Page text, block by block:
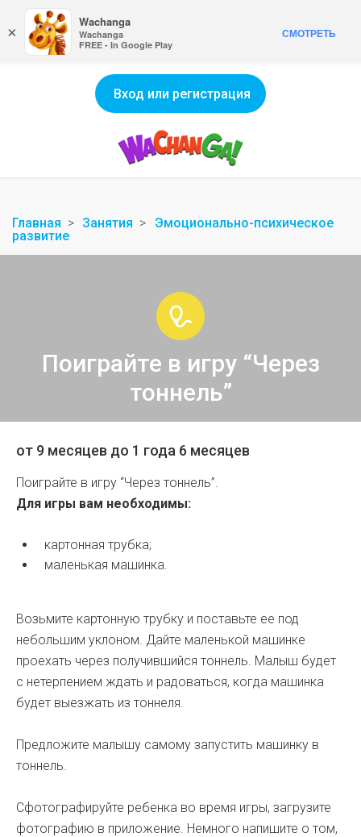
Вход или регистрация
Главная Занятия
Эмоционально-психическое
развитие
Поиграйте в игру “Через
тоннель”
от 9 месяцев до 1 года 6 месяцев
Поиграйте в игру “Через тоннель”.
Для игры вам необходимы:
картонная трубка;
маленькая машинка.
Возьмите картонную трубку и поставьте ее под
небольшим уклоном. Дайте маленькой машинке
проехать через получившийся тоннель. Малыш будет
с нетерпением ждать и радоваться, когда машинка
будет выезжать из тоннеля.
Предложите малышу самому запустить машинку в
тоннель.
Сфотографируйте ребенка во время игры, загрузите
фотографию в приложение. Немного напишите о том,
×
Wachanga
Wachanga
FREE - In Google Play
СМОТРЕТЬ